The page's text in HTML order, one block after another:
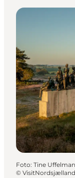
Foto: Tine
© VisitNordsjælland